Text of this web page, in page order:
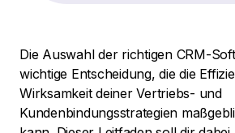
Die Auswahl der richtigen CRM-
wichtige Entscheidung, die die
Wirksamkeit deiner Vertriebs- und
Kundenbindungsstrategien